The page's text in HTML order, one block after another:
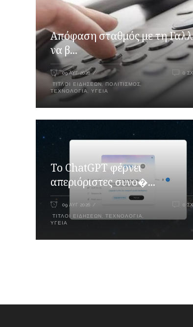
Απόφαση σταθμός με τη
να β...
09 ΑΥΓ 2026
ΤΊΤΛΟΙ ΕΙΔΉΣΕΩΝ, ΠΟΛΙΤΙΣΜΌΣ
ΤΕΧΝΟΛΟΓΊΑ
ΥΓΕΊΑ
0
Το ChatGPT φέρνει
απεριόριστες συνο�...
09 ΑΥΓ 2026
ΤΊΤΛΟΙ ΕΙΔΉΣΕΩΝ ΤΕΧΝΟΛΟΓΊΑ
ΥΓΕΊΑ
0